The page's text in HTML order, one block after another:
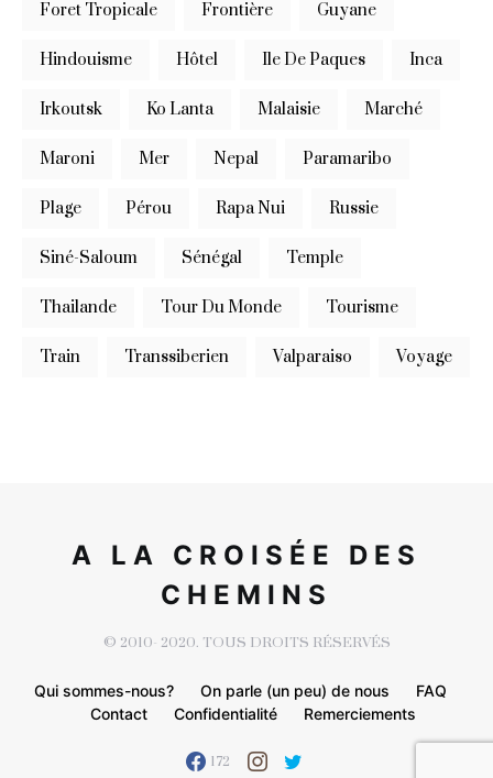
Foret Tropicale Frontière Guyane
Hindouisme Hôtel Ile De Paques Inca
Irkoutsk Ko Lanta Malaisie Marché
Maroni Mer Nepal Paramaribo
Plage Pérou Rapa Nui Russie
Siné-Saloum Sénégal Temple
Thailande Tour Du Monde Tourisme
Train Transsiberien Valparaiso Voyage
A LA CROISÉE DES
CHEMINS
© 2010- 2020. TOUS DROITS RÉSERVÉS
Qui sommes-nous? On parle (un peu) de nous
FAQ
Contact
Confidentialité Remerciements
172